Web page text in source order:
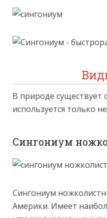
В природе
используется только
Сингониум
Сингониум
Америки. Имеет